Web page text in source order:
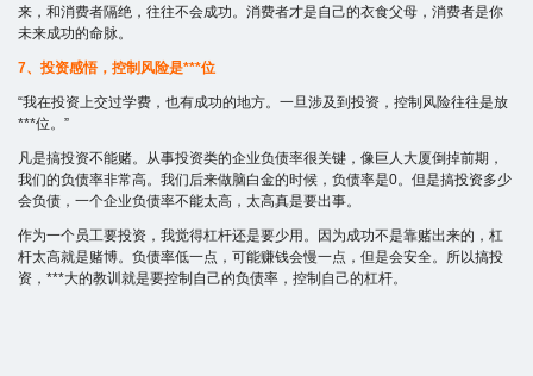
来，和消费者隔绝，往往不会成功。消费者才是自己的衣食父母，消费者是你
未来成功的命脉。
7、投资感悟，控制风险是***位
“我在投资上交过学费，也有成功的地方。一旦涉及到投资，控制风险往往是放
***位。”
凡是搞投资不能赌。从事投资类的企业负债率很关键，像巨人大厦倒掉前期，
我们的负债率非常高。我们后来做脑白金的时候，负债率是0。但是搞投资多少
会负债，一个企业负债率不能太高，太高真是要出事。
作为一个员工要投资，我觉得杠杆还是要少用。因为成功不是靠赌出来的，杠
杆太高就是赌博。负债率低一点，可能赚钱会慢一点，但是会安全。所以搞投
资，***大的教训就是要控制自己的负债率，控制自己的杠杆。